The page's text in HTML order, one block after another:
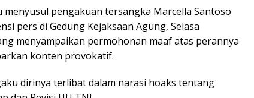
menyusul pengakuan tersangka Marcella Santoso
pers di Gedung Kejaksaan Agung, Selasa
menyampaikan permohonan maaf atas perannya
konten provokatif.
dirinya terlibat dalam narasi hoaks tentang